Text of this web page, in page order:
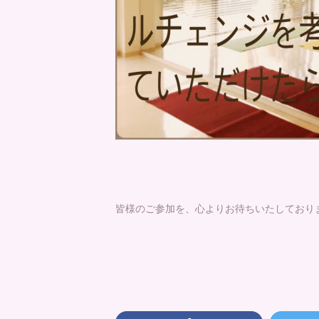
皆様のご参加を、心よりお待ちいたしており